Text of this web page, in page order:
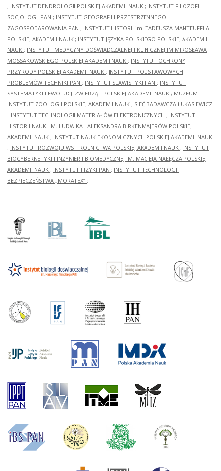
; INSTYTUT DENDROLOGII POLSKIEJ AKADEMII NAUK ; INSTYTUT FILOZOFII I
SOCJOLOGII PAN ; INSTYTUT GEOGRAFII I PRZESTRZENNEGO
ZAGOSPODAROWANIA PAN ; INSTYTUT HISTORII im. TADEUSZA MANTEUFFLA
POLSKIEJ AKADEMII NAUK ; INSTYTUT JĘZYKA POLSKIEGO POLSKIEJ AKADEMII
NAUK ; INSTYTUT MEDYCYNY DOŚWIADCZALNEJ I KLINICZNEJ IM.MIROSŁAWA
MOSSAKOWSKIEGO POLSKIEJ AKADEMII NAUK ; INSTYTUT OCHRONY
PRZYRODY POLSKIEJ AKADEMII NAUK ; INSTYTUT PODSTAWOWYCH
PROBLEMÓW TECHNIKI PAN ; INSTYTUT SLAWISTYKI PAN ; INSTYTUT
SYSTEMATYKI I EWOLUCJI ZWIERZĄT POLSKIEJ AKADEMII NAUK ; MUZEUM I
INSTYTUT ZOOLOGII POLSKIEJ AKADEMII NAUK ; SIEĆ BADAWCZA ŁUKASIEWICZ
- INSTYTUT TECHNOLOGII MATERIAŁÓW ELEKTRONICZNYCH ; INSTYTUT
HISTORII NAUKI IM. LUDWIKA I ALEKSANDRA BIRKENMAJERÓW POLSKIEJ
AKADEMII NAUK ; INSTYTUT NAUK EKONOMICZNYCH POLSKIEJ AKADEMII NAUK
; INSTYTUT ROZWOJU WSI I ROLNICTWA POLSKIEJ AKADEMII NAUK ; INSTYTUT
BIOCYBERNETYKI I INŻYNIERII BIOMEDYCZNEJ IM. MACIEJA NAŁĘCZA POLSKIEJ
AKADEMII NAUK ; INSTYTUT FIZYKI PAN ; INSTYTUT TECHNOLOGII
BEZPIECZEŃSTWA „MORATEX” ;